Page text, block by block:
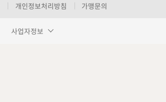
개인정보처리방침 가맹문의
사업자정보